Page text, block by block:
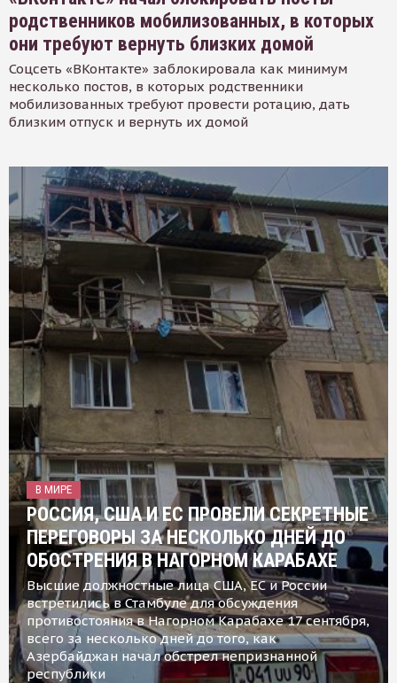
родственников мобилизованных, в которых
они требуют вернуть близких домой
Соцсеть «ВКонтакте» заблокировала как минимум
несколько постов, в которых родственники
мобилизованных требуют провести ротацию, дать
близким отпуск и вернуть их домой
В МИРЕ
РОССИЯ, США И ЕС ПРОВЕЛИ СЕКРЕТНЫЕ
ПЕРЕГОВОРЫ ЗА НЕСКОЛЬКО ДНЕЙ ДО
ОБОСТРЕНИЯ В НАГОРНОМ КАРАБАХЕ
Высшие должностные лица США, ЕС и России
встретились в Стамбуле для обсуждения
противостояния в Нагорном Карабахе 17 сентября,
всего за несколько дней до того, как
Азербайджан начал обстрел непризнанной
республики